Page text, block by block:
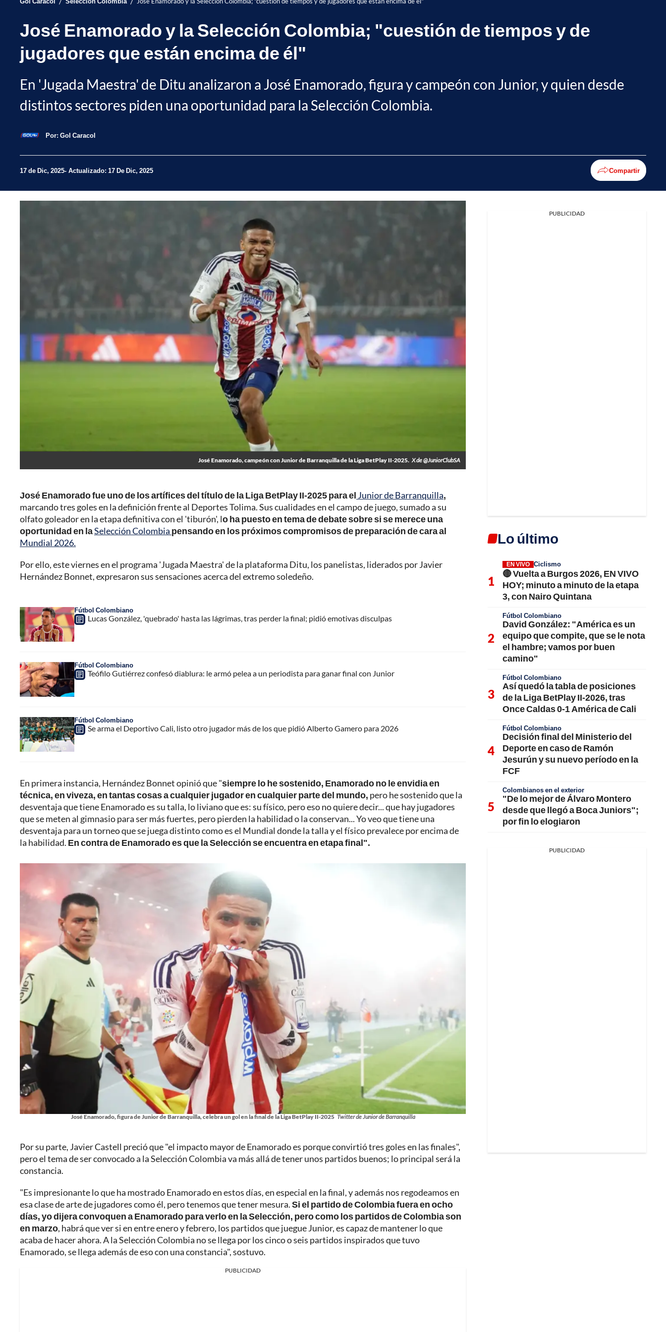
José Enamorado y la Selección Colombia; "cuestión de tiempos y de
jugadores que están encima de él"
En 'Jugada Maestra' de Ditu analizaron a José Enamorado, figura y campeón con Junior, y quien desde
distintos sectores piden una oportunidad para la Selección Colombia.
Por: Gol Caracol
17 de Dic, 2025 Actualizado: 17 De Dic, 2025 Compartir
José Enamorado, campeón con Junior de Barranquilla de la Liga BetPlay II-2025. X de @JuniorClubSA
José Enamorado fue uno de los artífices del título de la Liga BetPlay II-2025 para el Junior de Barranquilla,
marcando tres goles en la definición frente al Deportes Tolima. Sus cualidades en el campo de juego, sumado a su
olfato goleador en la etapa definitiva con el 'tiburón', lo ha puesto en tema de debate sobre si se merece una
oportunidad en laSelección Colombia pensando en los próximos compromisos de preparación de cara al
Mundial 2026.
Por ello, este viernes en el programa 'Jugada Maestra' de la plataforma Ditu, los panelistas, liderados por Javier
Hernández Bonnet, expresaron sus sensaciones acerca del extremo soledeño.
Fútbol Colombiano
Lucas González, 'quebrado' hasta las lágrimas, tras perder la final; pidió emotivas disculpas
Fútbol Colombiano
Teófilo Gutiérrez confesó diablura: le armó pelea a un periodista para ganar final con Junior
Fútbol Colombiano
Se arma el Deportivo Cali, listo otro jugador más de los que pidió Alberto Gamero para 2026
En primera instancia, Hernández Bonnet opinió que "siempre lo he sostenido, Enamorado no le envidia en
técnica, en viveza, en tantas cosas a cualquier jugador en cualquier parte del mundo, pero he sostenido que la
desventaja que tiene Enamorado es su talla, lo liviano que es: su físico, pero eso no quiere decir... que hay jugadores
que se meten al gimnasio para ser más fuertes, pero pierden la habilidad o la conservan... Yo veo que tiene una
desventaja para un torneo que se juega distinto como es el Mundial donde la talla y el físico prevalece por encima de
la habilidad. En contra de Enamorado es que la Selección se encuentra en etapa final".
José Enamorado, figura de Junior de Barranquilla, celebra un gol en la final de la Liga BetPlay II-2025 Twitter de Junior de Barranquilla
Por su parte, Javier Castell preció que "el impacto mayor de Enamorado es porque convirtió tres goles en las finales",
pero el tema de ser convocado a la Selección Colombia va más allá de tener unos partidos buenos; lo principal será la
constancia.
"Es impresionante lo que ha mostrado Enamorado en estos días, en especial en la final, y además nos regodeamos en
esa clase de arte de jugadores como él, pero tenemos que tener mesura.Si el partido de Colombia fuera en ocho
días, yo dijera convoquen a Enamorado para verlo en la Selección, pero como los partidos de Colombia son
en marzo, habrá que ver si en entre enero y febrero, los partidos que juegue Junior, es capaz de mantener lo que
acaba de hacer ahora. A la Selección Colombia no se llega por los cinco o seis partidos inspirados que tuvo
Enamorado, se llega además de eso con una constancia", sostuvo.
PUBLICIDAD
PUBLICIDAD
Lo último
EN VIVO Ciclismo
🔴 Vuelta a Burgos 2026, EN VIVO
HOY; minuto a minuto de la etapa
3, con Nairo Quintana
Fútbol Colombiano
David González: "América es un
equipo que compite, que se le nota
el hambre; vamos por buen
camino"
Fútbol Colombiano
Así quedó la tabla de posiciones
de la Liga BetPlay II-2026, tras
Once Caldas 0-1 América de Cali
Fútbol Colombiano
Decisión final del Ministerio del
Deporte en caso de Ramón
Jesurún y su nuevo período en la
FCF
Colombianos en el exterior
"De lo mejor de Álvaro Montero
desde que llegó a Boca Juniors";
por fin lo elogiaron
PUBLICIDAD